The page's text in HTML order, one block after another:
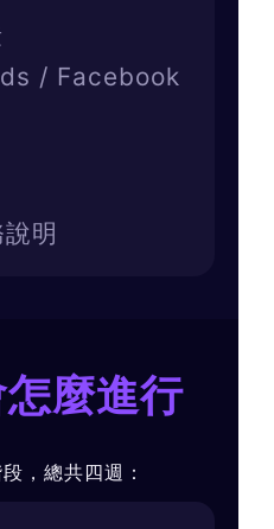
/ Facebook
明
麼進行
，總共四週：